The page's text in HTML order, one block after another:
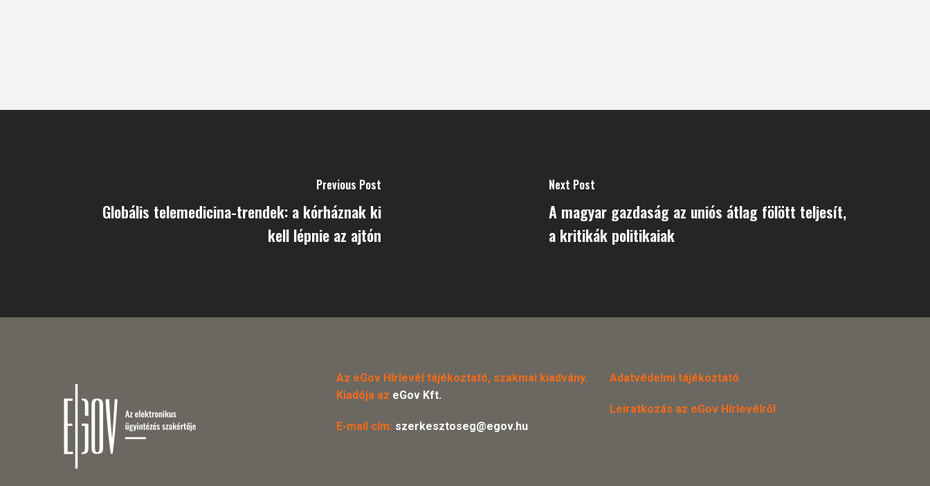
Previous Post
Globális telemedicina-trendek: a kórháznak ki
kell lépnie az ajtón
Next Post
A magyar gazdaság az uniós átlag fölött teljesít,
a kritikák politikaiak
Az eGov Hírlevél tájékoztató, szakmai kiadvány.
Kiadója az eGov Kft.
E-mail cím: szerkesztoseg@egov.hu
Adatvédelmi tájékoztató
Leiratkozás az eGov Hírlevélről